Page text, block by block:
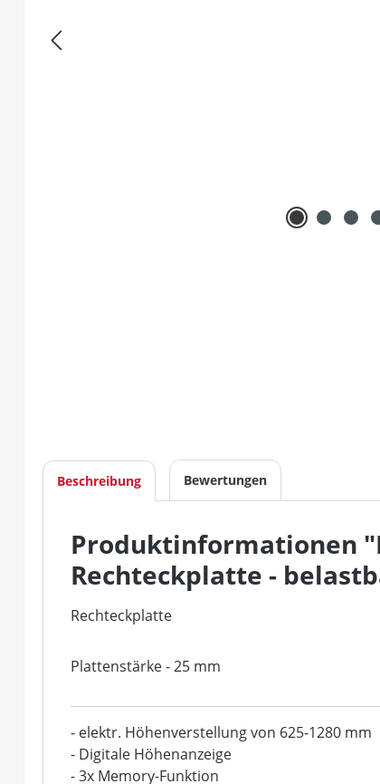
Beschreibung Bewertungen
Produktinformationen
Rechteckplatte -
Rechteckplatte
Plattenstärke - 25 mm
- elektr. Höhenverstellung von 625-1280 mm
- Digitale Höhenanzeige
- 3x Memory-Funktion